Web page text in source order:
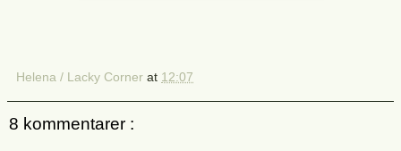
Helena / Lacky Corner at 12:07
8 kommentarer :